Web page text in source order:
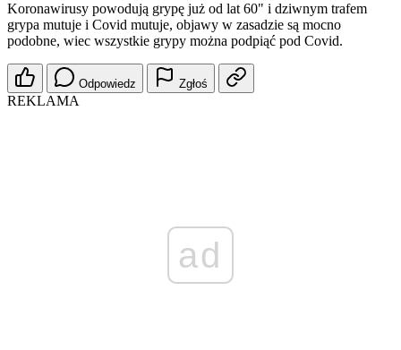
Koronawirusy powodują grypę już od lat 60" i dziwnym trafem
grypa mutuje i Covid mutuje, objawy w zasadzie są mocno
podobne, wiec wszystkie grypy można podpiąć pod Covid.
Odpowiedz Zgłoś
REKLAMA
ad